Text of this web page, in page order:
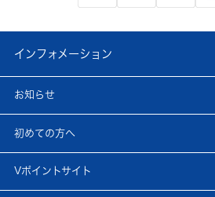
インフォメーション
お知らせ
初めての方へ
Vポイントサイト